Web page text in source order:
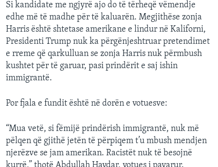
Si kandidate me ngjyrë ajo do të tërheqë vëmendje
edhe më të madhe për të kaluarën. Megjithëse zonja
Harris është shtetase amerikane e lindur në Kaliforni,
Presidenti Trump nuk ka përgënjeshtruar pretendimet
e rreme që qarkulluan se zonja Harris nuk përmbush
kushtet për të garuar, pasi prindërit e saj ishin
immigrantë.
Por fjala e fundit është në dorën e votuesve:
“Mua vetë, si fëmijë prindërish immigrantë, nuk më
pëlqen që gjithë jetën të përpiqem t’u mbush mendjen
njerëzve se jam amerikan. Racistët nuk të besojnë